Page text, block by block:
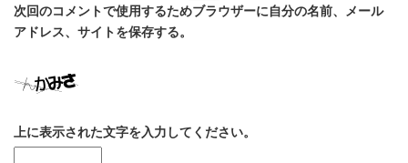
次回のコメントで使用するためブラウザーに自分の名前、メール
アドレス、サイトを保存する。
上に表示された文字を入力してください。